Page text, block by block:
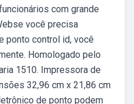
com grande
você precisa
ponto control id, você
Homologado pelo
1510. Impressora de
32,96 cm x 21,86 cm
de ponto podem